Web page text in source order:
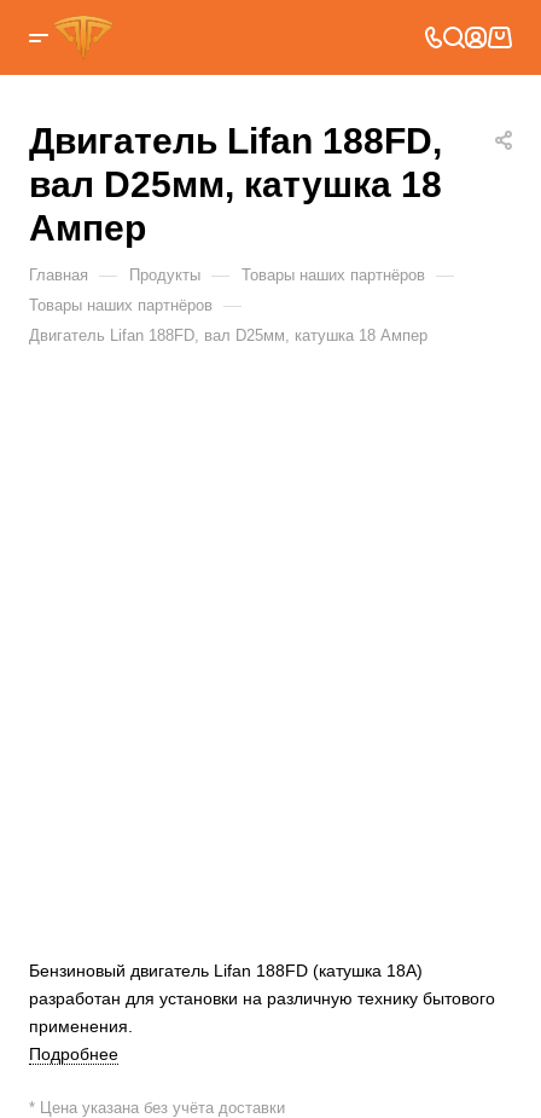
Двигатель Lifan 188FD,
вал D25мм, катушка 18
Ампер
Главная — Продукты — Товары наших партнёров —
Товары наших партнёров —
Двигатель Lifan 188FD, вал D25мм, катушка 18 Ампер
Бензиновый двигатель Lifan 188FD (катушка 18А)
разработан для установки на различную технику бытового
применения.
Подробнее
* Цена указана без учёта доставки